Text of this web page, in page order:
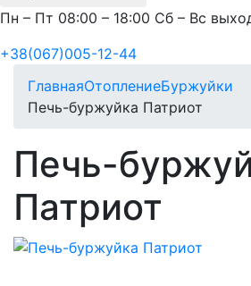
Пн – Пт 08:00 – 18:00 Сб – Вс
+38(067)005-12-44
ГлавнаяОтоплениеБуржуйки
Печь-буржуйка Патриот
Печь-
Патриот